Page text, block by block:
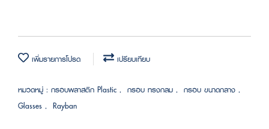
เพิ่มรายการโปรด เปรียบเทียบ
หมวดหมู่ : กรอบพลาสติก Plastic , กรอบ ทรงกลม , กรอบ ขนาดกลาง ,
Glasses , Rayban